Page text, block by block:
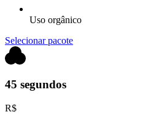
Uso orgânico
Selecionar pacote
45 segundos
R$